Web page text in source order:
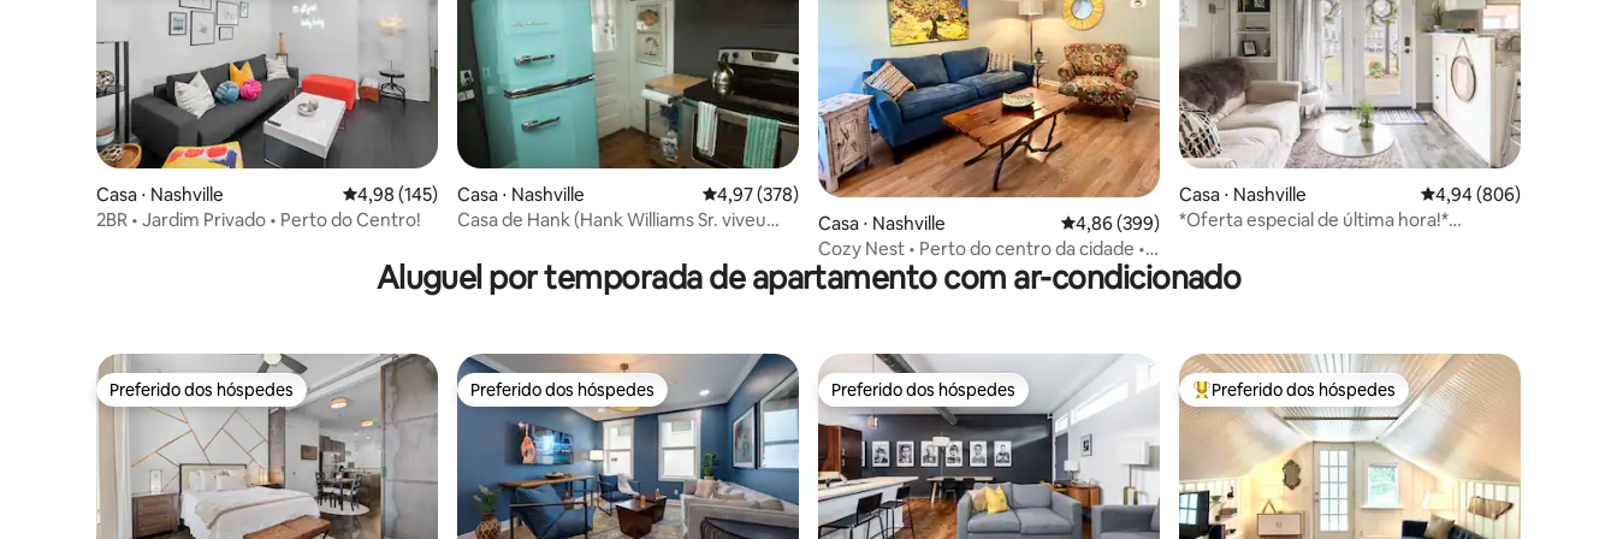
Casa ⋅ Nashville 4,98 de uma avaliação média de 5, 145 avaliações
4,98 (145)
2BR • Jardim Privado • Perto do Centro!
Casa ⋅ Nashville 4,97 de uma avaliação média de 5, 378 avaliações
4,97 (378)
Casa de Hank (Hank Williams Sr. viveu
Casa ⋅ Nashville 4,86 de uma avaliação média de 5, 399 avaliações
4,86 (399)
Cozy Nest • Perto do centro da cidade •
Acessível • Animais de estimação
permitidos
Casa ⋅ Nashville 4,94 de uma avaliação
4,94 (806)
*Oferta especial de última hora!*
Aluguel por temporada de apartamento com ar-condicionado
Preferido dos hóspedes
Preferido dos hóspedes Preferido dos hóspedes
Preferido dos hóspedes Preferido dos hóspedes
Preferido dos hóspedes Entre os melhores preferidos dos hóspedes
Preferido dos hóspedes